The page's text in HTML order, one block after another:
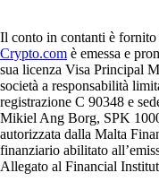
Il conto in contanti è
Crypto.com è emessa e
sua licenza Visa Principal
società a responsabilità
registrazione C 90348 e
Mikiel Ang Borg, SPK
autorizzata dalla Malta
finanziario abilitato
Allegato al Financial